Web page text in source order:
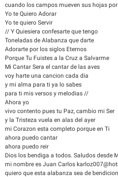
cuando los campos mueven sus hojas por
Yo te Quiero Adorar
Yo te quiero Servir
// Y Quiesiera confesarte que tengo
Toneladas de Alabanza que darte
Adorarte por los siglos Eternos
Porque Tu Fuistes a la Cruz a Salvarme
Mi Cantar Sera el cantar de las aves
voy harte una cancion cada dia
y mi alma para ti ya lo sabes
para ti mis versos y melodias //
Ahora yo
vivo contento pues tu Paz, cambio mi Ser
y la Tristeza vuela en alas del ayer
mi Corazon esta completo porque en Ti
ahora puedo cantar
ahora puedo reir
Dios los bendiga a todos. Saludos desde
mi nombre es Juan Carlos
quiero que esta alabanza sea de